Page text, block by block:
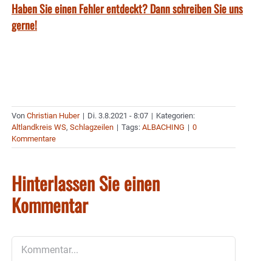
Haben Sie einen Fehler entdeckt? Dann schreiben Sie uns
gerne!
Von Christian Huber | Di. 3.8.2021 - 8:07 | Kategorien:
Altlandkreis WS, Schlagzeilen | Tags: ALBACHING | 0
Kommentare
Hinterlassen Sie einen
Kommentar